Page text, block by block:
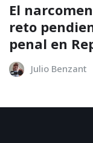
El
reto
penal en
Julio Benzant